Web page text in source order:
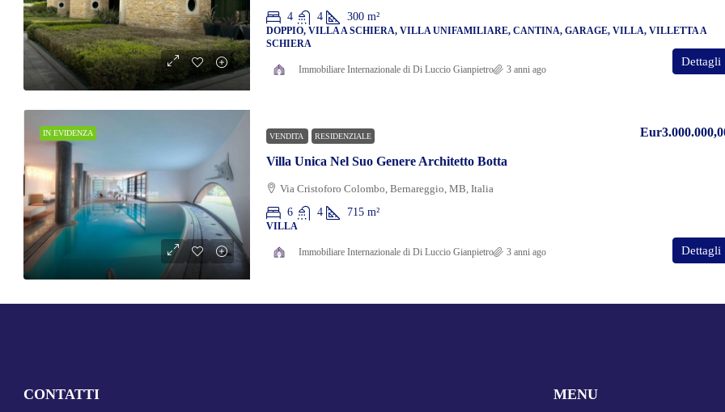
4
4 300 m²
DOPPIO, VILLA A SCHIERA, VILLA UNIFAMILIARE, CANTINA, GARAGE, VILLA, VILLETTA A
SCHIERA
Dettagli
Immobiliare Internazionale di Di Luccio Gianpietro 3 anni ago
IN EVIDENZA VENDITA RESIDENZIALE
Villa Unica Nel Suo Genere Architetto Botta
Via Cristoforo Colombo, Bernareggio, MB, Italia
6
4 715 m²
VILLA
Dettagli
Immobiliare Internazionale di Di Luccio Gianpietro 3 anni ago
CONTATTI MENU